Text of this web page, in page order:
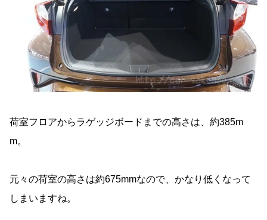
荷室フロアからラゲッジボードまでの高さは、約385m
m。
元々の荷室の高さは約675mmなので、かなり低くなって
しまいますね。